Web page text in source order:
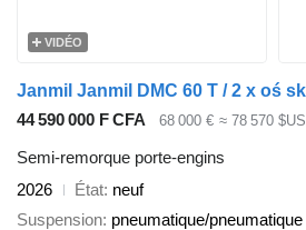
VIDÉO
44 590 000 F CFA 68 000 € ≈ 78 570 $US
Semi-remorque porte-engins
2026
État neuf
Suspension pneumatique/pneumatique